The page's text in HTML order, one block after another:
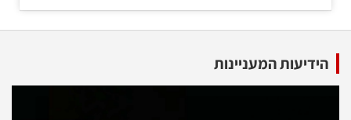
הידיעות המעניינות